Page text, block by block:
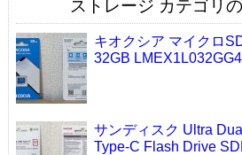
ストレージ カテゴリ
キオクシア マイクロ
32GB LMEX1L032GG4
サンディスク Ultra
Type-C Flash Drive